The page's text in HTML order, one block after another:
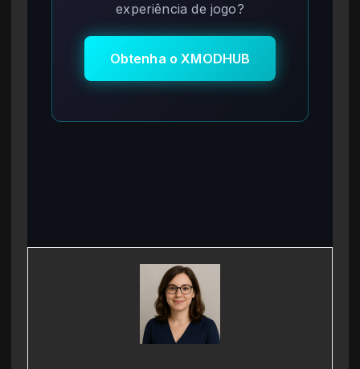
experiência de jogo?
Obtenha o XMODHUB